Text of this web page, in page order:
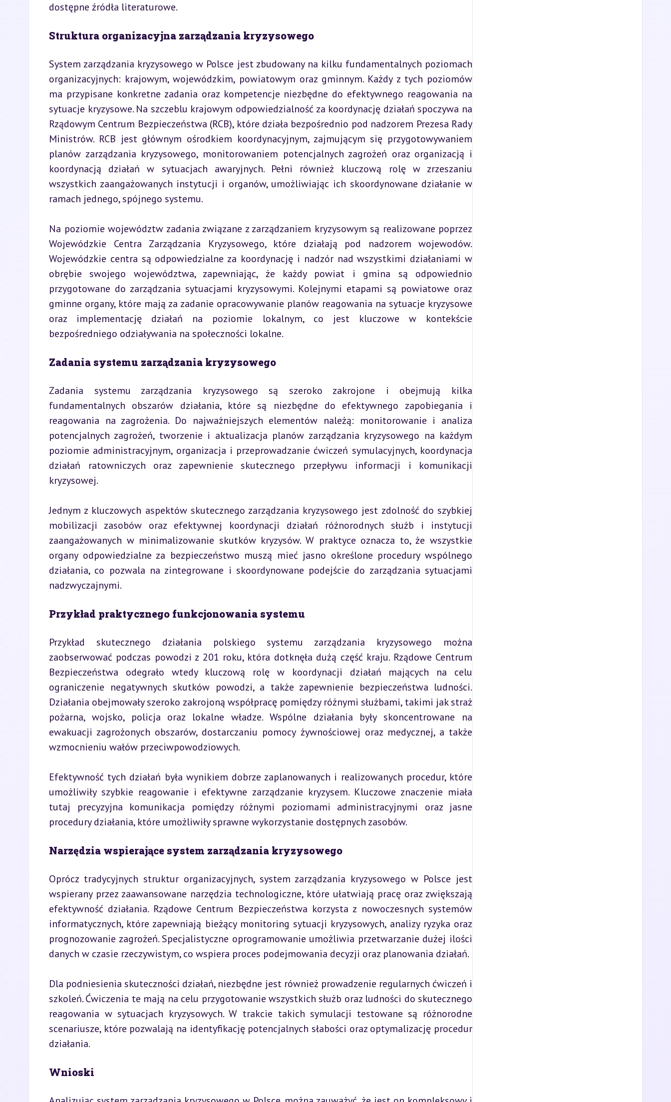
dostępne źródła literaturowe.
Struktura organizacyjna zarządzania kryzysowego
System zarządzania kryzysowego w Polsce jest zbudowany na kilku fundamentalnych poziomach
organizacyjnych: krajowym, wojewódzkim, powiatowym oraz gminnym. Każdy z tych poziomów
ma przypisane konkretne zadania oraz kompetencje niezbędne do efektywnego reagowania na
sytuacje kryzysowe. Na szczeblu krajowym odpowiedzialność za koordynację działań spoczywa na
Rządowym Centrum Bezpieczeństwa (RCB), które działa bezpośrednio pod nadzorem Prezesa Rady
Ministrów. RCB jest głównym ośrodkiem koordynacyjnym, zajmującym się przygotowywaniem
planów zarządzania kryzysowego, monitorowaniem potencjalnych zagrożeń oraz organizacją i
koordynacją działań w sytuacjach awaryjnych. Pełni również kluczową rolę w zrzeszaniu
wszystkich zaangażowanych instytucji i organów, umożliwiając ich skoordynowane działanie w
ramach jednego, spójnego systemu.
Na poziomie województw zadania związane z zarządzaniem kryzysowym są realizowane poprzez
Wojewódzkie Centra Zarządzania Kryzysowego, które działają pod nadzorem wojewodów.
Wojewódzkie centra są odpowiedzialne za koordynację i nadzór nad wszystkimi działaniami w
obrębie swojego województwa, zapewniając, że każdy powiat i gmina są odpowiednio
przygotowane do zarządzania sytuacjami kryzysowymi. Kolejnymi etapami są powiatowe oraz
gminne organy, które mają za zadanie opracowywanie planów reagowania na sytuacje kryzysowe
oraz implementację działań na poziomie lokalnym, co jest kluczowe w kontekście
bezpośredniego odziaływania na społeczności lokalne.
Zadania systemu zarządzania kryzysowego
Zadania systemu zarządzania kryzysowego są szeroko zakrojone i obejmują kilka
fundamentalnych obszarów działania, które są niezbędne do efektywnego zapobiegania i
reagowania na zagrożenia. Do najważniejszych elementów należą: monitorowanie i analiza
potencjalnych zagrożeń, tworzenie i aktualizacja planów zarządzania kryzysowego na każdym
poziomie administracyjnym, organizacja i przeprowadzanie ćwiczeń symulacyjnych, koordynacja
działań ratowniczych oraz zapewnienie skutecznego przepływu informacji i komunikacji
kryzysowej.
Jednym z kluczowych aspektów skutecznego zarządzania kryzysowego jest zdolność do szybkiej
mobilizacji zasobów oraz efektywnej koordynacji działań różnorodnych służb i instytucji
zaangażowanych w minimalizowanie skutków kryzysów. W praktyce oznacza to, że wszystkie
organy odpowiedzialne za bezpieczeństwo muszą mieć jasno określone procedury wspólnego
działania, co pozwala na zintegrowane i skoordynowane podejście do zarządzania sytuacjami
nadzwyczajnymi.
Przykład praktycznego funkcjonowania systemu
Przykład skutecznego działania polskiego systemu zarządzania kryzysowego można
zaobserwować podczas powodzi z 201 roku, która dotknęła dużą część kraju. Rządowe Centrum
Bezpieczeństwa odegrało wtedy kluczową rolę w koordynacji działań mających na celu
ograniczenie negatywnych skutków powodzi, a także zapewnienie bezpieczeństwa ludności.
Działania obejmowały szeroko zakrojoną współpracę pomiędzy różnymi służbami, takimi jak straż
pożarna, wojsko, policja oraz lokalne władze. Wspólne działania były skoncentrowane na
ewakuacji zagrożonych obszarów, dostarczaniu pomocy żywnościowej oraz medycznej, a także
wzmocnieniu wałów przeciwpowodziowych.
Efektywność tych działań była wynikiem dobrze zaplanowanych i realizowanych procedur, które
umożliwiły szybkie reagowanie i efektywne zarządzanie kryzysem. Kluczowe znaczenie miała
tutaj precyzyjna komunikacja pomiędzy różnymi poziomami administracyjnymi oraz jasne
procedury działania, które umożliwiły sprawne wykorzystanie dostępnych zasobów.
Narzędzia wspierające system zarządzania kryzysowego
Oprócz tradycyjnych struktur organizacyjnych, system zarządzania kryzysowego w Polsce jest
wspierany przez zaawansowane narzędzia technologiczne, które ułatwiają pracę oraz zwiększają
efektywność działania. Rządowe Centrum Bezpieczeństwa korzysta z nowoczesnych systemów
informatycznych, które zapewniają bieżący monitoring sytuacji kryzysowych, analizy ryzyka oraz
prognozowanie zagrożeń. Specjalistyczne oprogramowanie umożliwia przetwarzanie dużej ilości
danych w czasie rzeczywistym, co wspiera proces podejmowania decyzji oraz planowania działań.
Dla podniesienia skuteczności działań, niezbędne jest również prowadzenie regularnych ćwiczeń i
szkoleń. Ćwiczenia te mają na celu przygotowanie wszystkich służb oraz ludności do skutecznego
reagowania w sytuacjach kryzysowych. W trakcie takich symulacji testowane są różnorodne
scenariusze, które pozwalają na identyfikację potencjalnych słabości oraz optymalizację procedur
działania.
Wnioski